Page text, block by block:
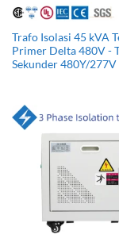
Trafo Isolasi 45 kVA
Primer Delta 480V -
Sekunder 480Y/277V